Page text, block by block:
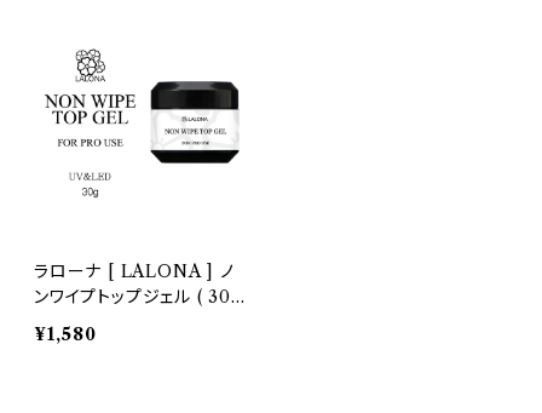
ラローナ [ LALONA ] ノ
ンワイプトップジェル ( 30g
) ジェルネイル/セミハード/
トップコート/拭き取り不要/
¥1,580